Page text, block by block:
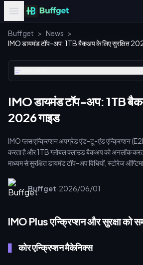
Buffget > News >
IMO डायमंड टॉप-अप: 1TB बैकअप के लिए सुरक्षित
IMO डायमंड टॉप-अप: 1TB
2026 गाइड
IMO प्लस एन्क्रिप्शन अपग्रेड एंड-टू-एंड एन्क्रिप्शन
करता है और 1TB ग्लोबल क्लाउड बैकअप को अनलॉक
माध्यम से सुरक्षित डायमंड टॉप-अप विधियों, स्टोरेज
वीडियो कॉल के साथ, हाई-रेजोल्यूशन मीडिया की सुरक्षा
से आपका डेटा सुरक्षित होता है और ग्लोबल क्लाउड सिंक
diamonds) के लिए, buffget अकाउंट डेटा को जोखिम में
के लिए भुगतान करने हेतु एक सुरक्षित वातावरण प्रदान
Buffget·2026/06/01
IMO Plus एन्क्रिप्शन और सुरक्षा को
कोर एन्क्रिप्शन मैकेनिक्स